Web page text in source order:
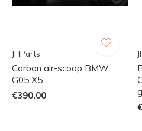
JHParts
Carbon air-scoop BMW
G05 X5
€390,00